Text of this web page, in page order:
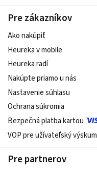
Pre zákazníkov
Ako nakúpiť
Heureka v mobile
Heureka radí
Nakúpte priamo u nás
Nastavenie súhlasu
Ochrana súkromia
Bezpečná platba kartou
VOP pre užívateľský výskum
Pre partnerov